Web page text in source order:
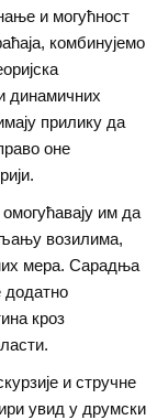
и могућност
комбинујемо
динамичних
прилику да
оне
им да
возилима,
мера. Сарадња
додатно
кроз
и стручне
увид у друмски